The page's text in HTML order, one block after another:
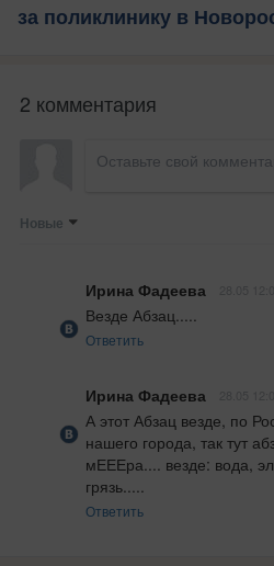
за поликлинику в
2 комментария
Новые
Ирина Фадеева
Везде Абзац.....
Ответить
Ирина Фадеева
А этот Абзац везде, по
нашего города, так тут
мЕЕЕра.... везде: вода,
грязь.....
Ответить